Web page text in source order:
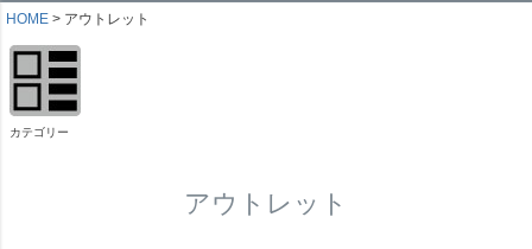
HOME アウトレット
カテゴリー
アウトレット